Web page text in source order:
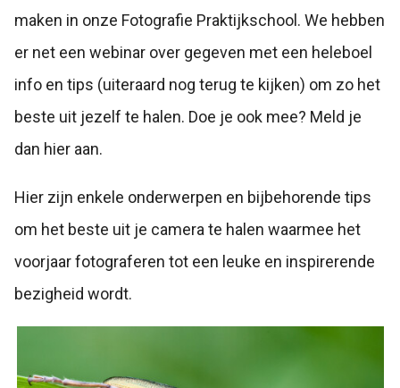
maken in onze Fotografie Praktijkschool. We hebben
er net een webinar over gegeven met een heleboel
info en tips (uiteraard nog terug te kijken) om zo het
beste uit jezelf te halen. Doe je ook mee? Meld je
dan hier aan.
Hier zijn enkele onderwerpen en bijbehorende tips
om het beste uit je camera te halen waarmee het
voorjaar fotograferen tot een leuke en inspirerende
bezigheid wordt.